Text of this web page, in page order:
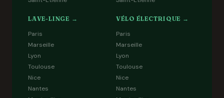
LAVE-LINGE →
Paris
Marseille
Lyon
Toulouse
Nice
Nantes
VÉLO ÉLECTRIQUE →
Paris
Marseille
Lyon
Toulouse
Nice
Nantes